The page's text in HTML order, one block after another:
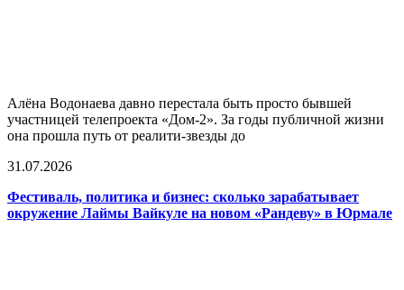
Алёна Водонаева давно перестала быть просто бывшей
участницей телепроекта «Дом-2». За годы публичной жизни
она прошла путь от реалити-звезды до
31.07.2026
Фестиваль, политика и бизнес: сколько зарабатывает
окружение Лаймы Вайкуле на новом «Рандеву» в Юрмале